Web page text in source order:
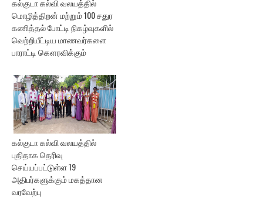
கல்குடா கல்வி வலயத்தில்
மொழித்திறன் மற்றும் 100 சதுர
கணித்தல் போட்டி நிகழ்வுகளில்
வெற்றியீட்டிய மாணவர்களை
பாராட்டி கௌரவிக்கும்
கல்குடா கல்வி வலயத்தில்
புதிதாக தெரிவு
செய்யப்பட்டுள்ள 19
அதிபர்களுக்கும் மகத்தான
வரவேற்பு